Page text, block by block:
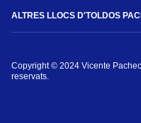
ALTRES LLOCS D'TOLDOS
Copyright © 2024 Vicente
reservats.